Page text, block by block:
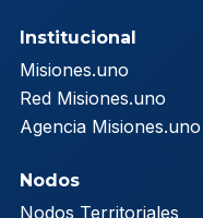
Institucional
Misiones.uno
Red Misiones.uno
Agencia Misiones.uno
Nodos
Nodos Territoriales